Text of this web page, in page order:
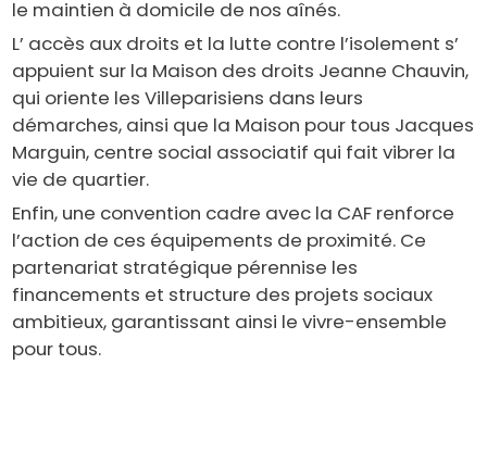
le maintien à domicile de nos aînés.
L’ accès aux droits et la lutte contre l’isolement s’
appuient sur la Maison des droits Jeanne Chauvin,
qui oriente les Villeparisiens dans leurs
démarches, ainsi que la Maison pour tous Jacques
Marguin, centre social associatif qui fait vibrer la
vie de quartier.
Enfin, une convention cadre avec la CAF renforce
l’action de ces équipements de proximité. Ce
partenariat stratégique pérennise les
financements et structure des projets sociaux
ambitieux, garantissant ainsi le vivre-ensemble
pour tous.